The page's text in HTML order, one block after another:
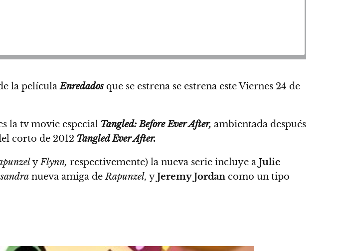
la películaEnredados que se estrena se estrena este Viernes 24 de
la tv movie especial Tangled: Before Ever After, ambientada después
corto de 2012 Tangled Ever After.
yFlynn, respectivemente) la nueva serie incluye a Julie
nueva amiga deRapunzel, yJeremy Jordan como un tipo